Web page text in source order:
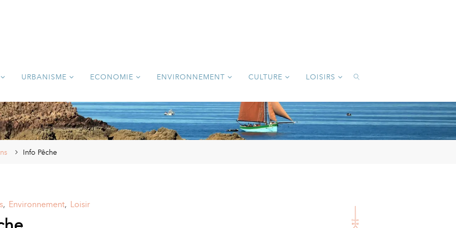
URBANISME ECONOMIE ENVIRONNEMENT CULTURE LOISIRS
SEARCH
Info Pêche
, Environnement, Loisir